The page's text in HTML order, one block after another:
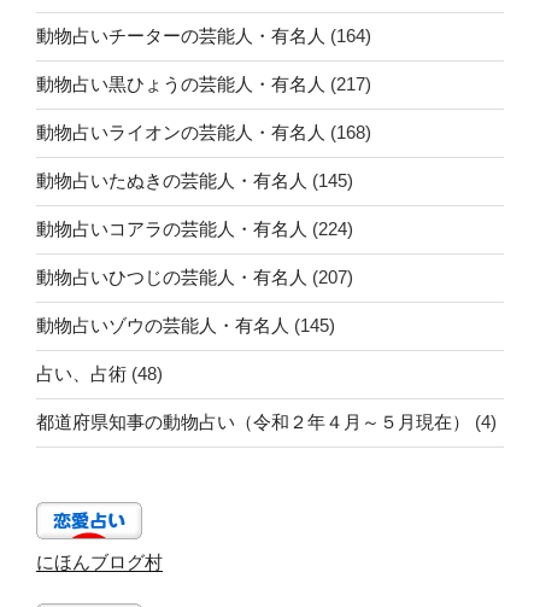
動物占いチーターの芸能人・有名人 (164)
動物占い黒ひょうの芸能人・有名人 (217)
動物占いライオンの芸能人・有名人 (168)
動物占いたぬきの芸能人・有名人 (145)
動物占いコアラの芸能人・有名人 (224)
動物占いひつじの芸能人・有名人 (207)
動物占いゾウの芸能人・有名人 (145)
占い、占術 (48)
都道府県知事の動物占い（令和２年４月～５月現在） (4)
にほんブログ村